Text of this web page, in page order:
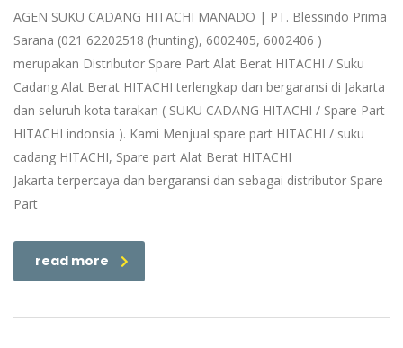
AGEN SUKU CADANG HITACHI MANADO | PT. Blessindo Prima
Sarana (021 62202518 (hunting), 6002405, 6002406 )
merupakan Distributor Spare Part Alat Berat HITACHI / Suku
Cadang Alat Berat HITACHI terlengkap dan bergaransi di Jakarta
dan seluruh kota tarakan ( SUKU CADANG HITACHI / Spare Part
HITACHI indonsia ). Kami Menjual spare part HITACHI / suku
cadang HITACHI, Spare part Alat Berat HITACHI
Jakarta terpercaya dan bergaransi dan sebagai distributor Spare
Part
read more